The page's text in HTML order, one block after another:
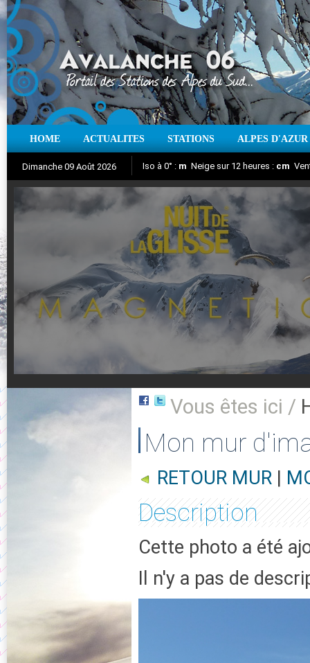
HOME ACTUALITES STATIONS ALPES D'AZUR
Dimanche 09 Août 2026
Aujourd'hui : T° Min : T° Max : °C
Iso à 0° : m Neige sur 12 heures : cm
Suivez en direct l'actualité des stations
Nuit de la Glisse 2018
Vous êtes ici /
Mon mur
RETOUR MUR |
Description
Cette photo a été
Il n'y a pas de